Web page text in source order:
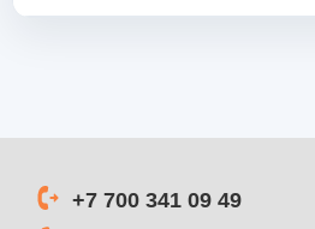
+7 700 341 09 49